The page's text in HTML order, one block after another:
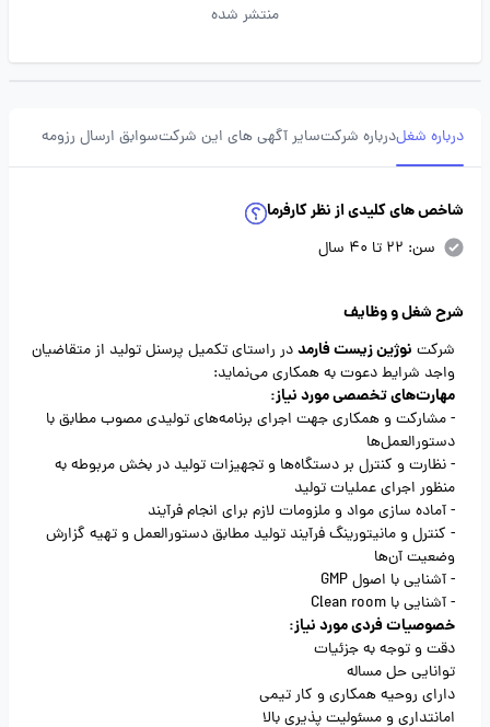
منتشر شده
درباره شغلدرباره شرکتسایر آگهی های این شرکتسوابق ارسال رزومه
شاخص های کلیدی از نظر کارفرما
سن: 22 تا 40 سال
شرح شغل و وظایف
شرکت نوژین زیست فارمددر راستای تکمیل پرسنل تولید از متقاضیان
واجد شرایط دعوت به همکاری می‌نماید:
مهارت‌های تخصصی مورد نیاز:
- مشارکت و همکاری جهت اجرای برنامه‌های تولیدی مصوب مطابق با
دستورالعمل‌ها
- نظارت و کنترل بر دستگاه‌ها و تجهیزات تولید در بخش مربوطه به
منظور اجرای عملیات تولید
- آماده سازی مواد و ملزومات لازم برای انجام فرآیند
- کنترل و مانیتورینگ فرآیند تولید مطابق دستورالعمل و تهیه گزارش
وضعیت آن‌ها
- آشنایی با اصول GMP
- آشنایی با Clean room
خصوصیات فردی مورد نیاز:
دقت و توجه به جزئیات
توانایی حل مساله
دارای روحیه همکاری و کار تیمی
امانتداری و مسئولیت پذیری بالا